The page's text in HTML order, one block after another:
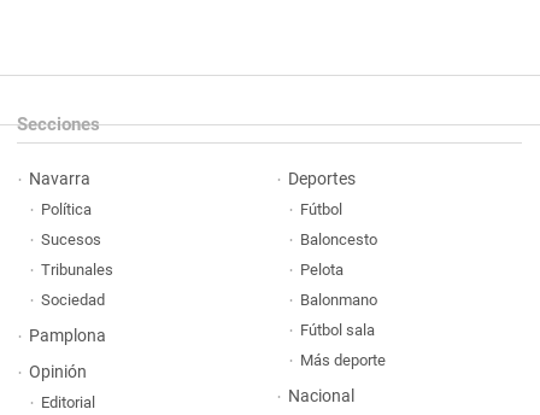
Secciones
Navarra
Política
Sucesos
Tribunales
Sociedad
Pamplona
Opinión
Editorial
Deportes
Fútbol
Baloncesto
Pelota
Balonmano
Fútbol sala
Más deporte
Nacional